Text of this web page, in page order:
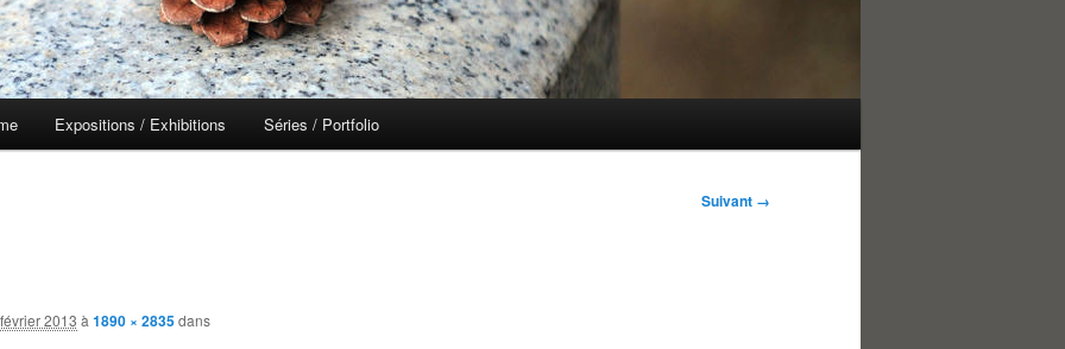
Expositions / Exhibitions Séries / Portfolio
Suivant →
2013 à 1890 × 2835dans